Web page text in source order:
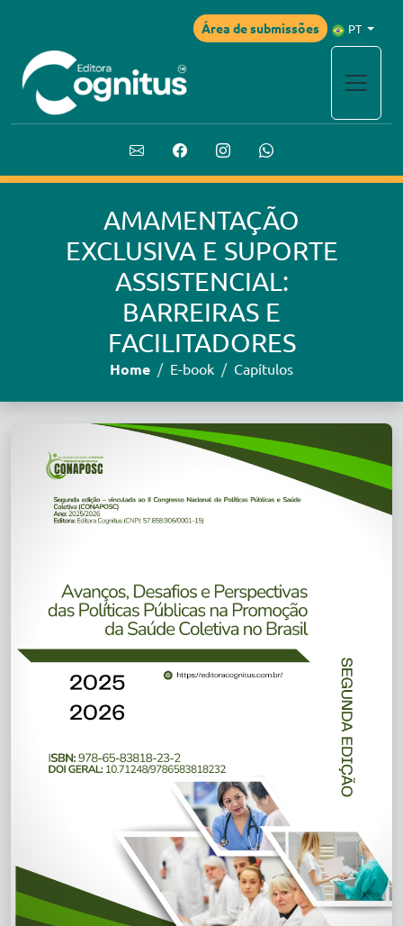
Área de submissões PT
AMAMENTAÇÃO
EXCLUSIVA E SUPORTE
ASSISTENCIAL:
BARREIRAS E
FACILITADORES
Home E-book Capítulos